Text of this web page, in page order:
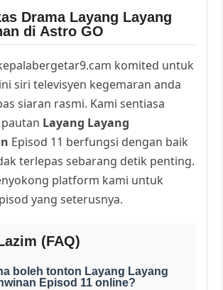
Drama Layang Layang
di Astro GO
komited untuk
siri televisyen kegemaran anda
siaran rasmi. Kami sentiasa
Layang Layang
Episod 11 berfungsi dengan baik
terlepas sebarang detik penting.
platform kami untuk
yang seterusnya.
(FAQ)
boleh tonton Layang Layang
Episod 11 online?